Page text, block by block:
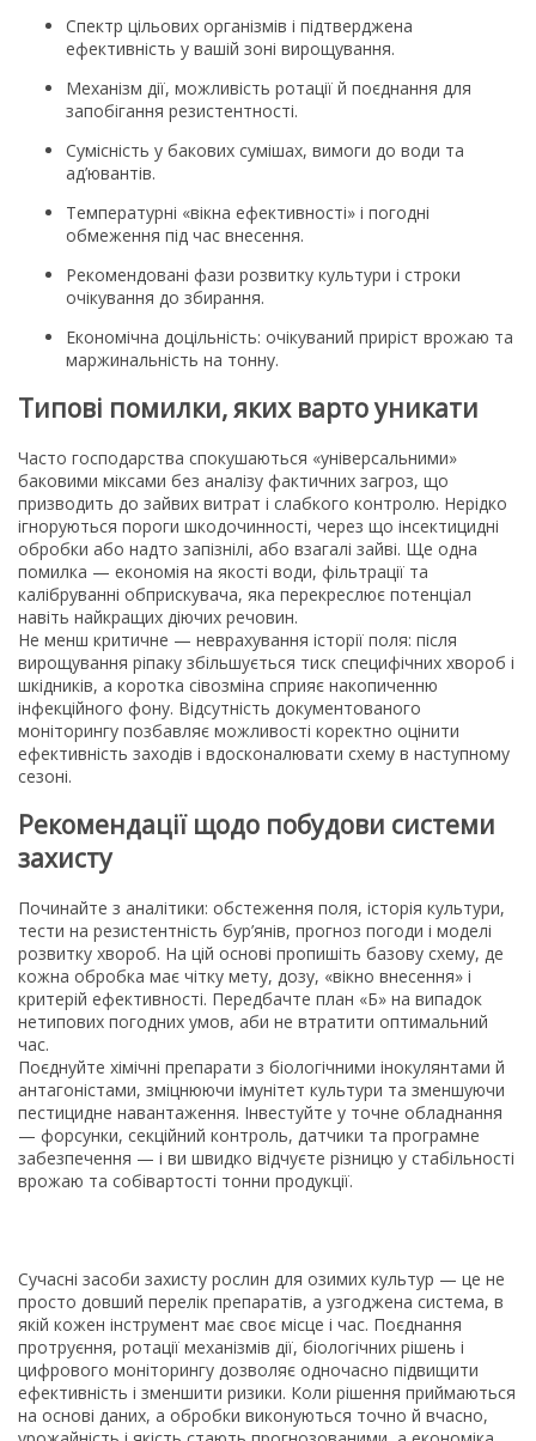
Спектр цільових організмів і підтверджена
ефективність у вашій зоні вирощування.
Механізм дії, можливість ротації й поєднання для
запобігання резистентності.
Сумісність у бакових сумішах, вимоги до води та
ад’ювантів.
Температурні «вікна ефективності» і погодні
обмеження під час внесення.
Рекомендовані фази розвитку культури і строки
очікування до збирання.
Економічна доцільність: очікуваний приріст врожаю та
маржинальність на тонну.
Типові помилки, яких варто уникати
Часто господарства спокушаються «універсальними»
баковими міксами без аналізу фактичних загроз, що
призводить до зайвих витрат і слабкого контролю. Нерідко
ігноруються пороги шкодочинності, через що інсектицидні
обробки або надто запізнілі, або взагалі зайві. Ще одна
помилка — економія на якості води, фільтрації та
калібруванні обприскувача, яка перекреслює потенціал
навіть найкращих діючих речовин.
Не менш критичне — неврахування історії поля: після
вирощування ріпаку збільшується тиск специфічних хвороб і
шкідників, а коротка сівозміна сприяє накопиченню
інфекційного фону. Відсутність документованого
моніторингу позбавляє можливості коректно оцінити
ефективність заходів і вдосконалювати схему в наступному
сезоні.
Рекомендації щодо побудови системи
захисту
Починайте з аналітики: обстеження поля, історія культури,
тести на резистентність бур’янів, прогноз погоди і моделі
розвитку хвороб. На цій основі пропишіть базову схему, де
кожна обробка має чітку мету, дозу, «вікно внесення» і
критерій ефективності. Передбачте план «Б» на випадок
нетипових погодних умов, аби не втратити оптимальний
час.
Поєднуйте хімічні препарати з біологічними інокулянтами й
антагоністами, зміцнюючи імунітет культури та зменшуючи
пестицидне навантаження. Інвестуйте у точне обладнання
— форсунки, секційний контроль, датчики та програмне
забезпечення — і ви швидко відчуєте різницю у стабільності
врожаю та собівартості тонни продукції.
Сучасні засоби захисту рослин для озимих культур — це не
просто довший перелік препаратів, а узгоджена система, в
якій кожен інструмент має своє місце і час. Поєднання
протруєння, ротації механізмів дії, біологічних рішень і
цифрового моніторингу дозволяє одночасно підвищити
ефективність і зменшити ризики. Коли рішення приймаються
на основі даних, а обробки виконуються точно й вчасно,